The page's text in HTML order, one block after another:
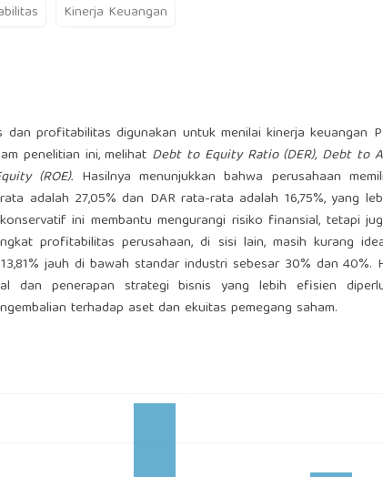
Kinerja Keuangan
dan profitabilitas digunakan untuk menilai kinerja keuangan
penelitian ini, melihat Debt to Equity Ratio (DER), Debt to
(ROE). Hasilnya menunjukkan bahwa perusahaan
adalah 27,05% dan DAR rata-rata adalah 16,75%, yang
ini membantu mengurangi risiko finansial, tetapi
profitabilitas perusahaan, di sisi lain, masih kurang
jauh di bawah standar industri sebesar 30% dan 40%.
dan penerapan strategi bisnis yang lebih efisien
terhadap aset dan ekuitas pemegang saham.